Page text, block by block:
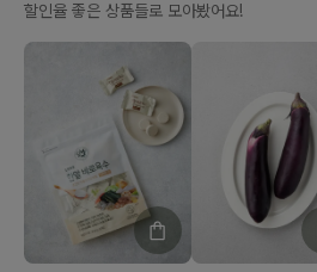
할인율 좋은 상품들로 모아봤어요!